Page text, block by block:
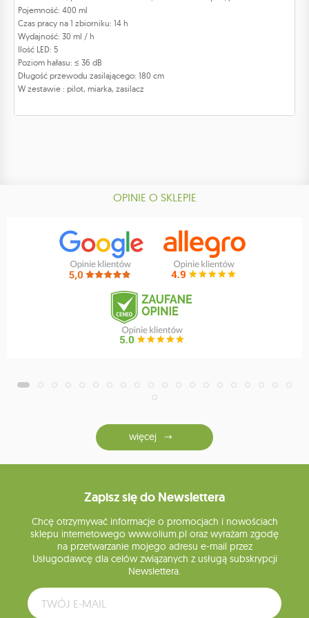
Pojemność: 400 ml
Czas pracy na 1 zbiorniku: 14 h
Wydajność: 30 ml / h
Ilość LED: 5
Poziom hałasu: ≤ 36 dB
Długość przewodu zasilającego: 180 cm
W zestawie : pilot, miarka, zasilacz
OPINIE O SKLEPIE
więcej
Zapisz się do Newslettera
Chcę otrzymywać informacje o promocjach i nowościach
sklepu internetowego www.olium.pl oraz wyrażam zgodę
na przetwarzanie mojego adresu e-mail przez
Usługodawcę dla celów związanych z usługą subskrypcji
Newslettera.